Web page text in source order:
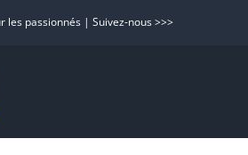
les passionnés | Suivez-nous >>>